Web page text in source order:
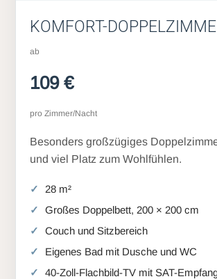
KOMFORT-
ab
109 €
pro Zimmer/Nacht
Besonders großzügiges
und viel Platz zum Wohlfühlen.
28 m²
Großes Doppelbett, 200 × 200 cm
Couch und Sitzbereich
Eigenes Bad mit Dusche und WC
40-Zoll-Flachbild-TV mit SAT-